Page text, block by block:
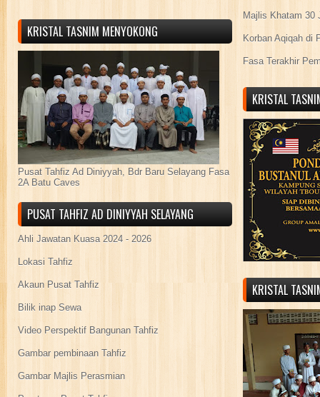
KRISTAL TASNIM MENYOKONG
Pusat Tahfiz Ad Diniyyah, Bdr Baru Selayang Fasa
2A Batu Caves
PUSAT TAHFIZ AD DINIYYAH SELAYANG
Ahli Jawatan Kuasa 2024 - 2026
Lokasi Tahfiz
Akaun Pusat Tahfiz
Bilik inap Sewa
Video Perspektif Bangunan Tahfiz
Gambar pembinaan Tahfiz
Gambar Majlis Perasmian
Majlis Khatam 30
Korban Aqiqah di
Fasa Terakhir
KRISTAL
KRISTAL